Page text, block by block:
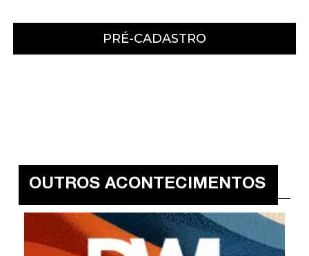
PRÉ-CADASTRO
OUTROS ACONTECIMENTOS